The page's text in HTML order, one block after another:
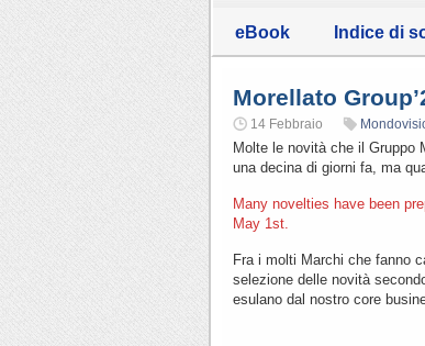
eBook Indice di
Morellato
14 Febbraio
Molte le novità che il Gruppo
una decina di giorni fa, ma
Many novelties have been
May 1st.
Fra i molti Marchi che fanno
selezione delle novità
esulano dal nostro core